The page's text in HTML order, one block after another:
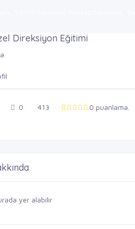
Direksiyon Eğitimi
0 413 0 puanlama.
yer alabilir